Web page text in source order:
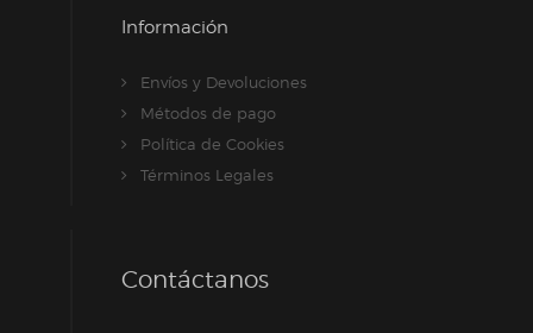
Información
Envíos y Devoluciones
Métodos de pago
Política de Cookies
Términos Legales
Contáctanos